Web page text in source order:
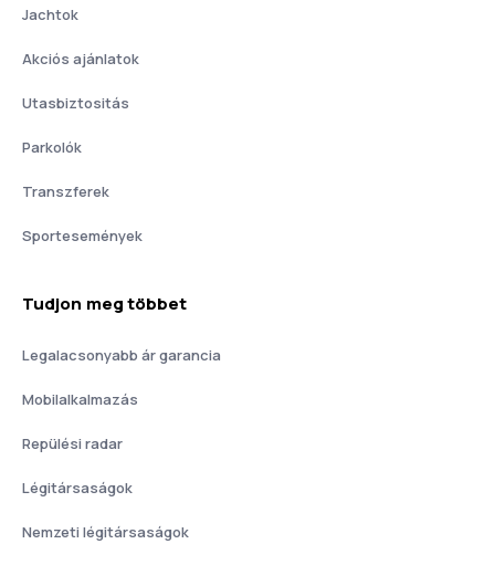
Jachtok
Akciós ajánlatok
Utasbiztositás
Parkolók
Transzferek
Sportesemények
Tudjon meg többet
Legalacsonyabb ár garancia
Mobilalkalmazás
Repülési radar
Légitársaságok
Nemzeti légitársaságok